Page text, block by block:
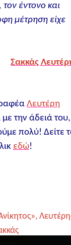
έντονο και
μέτρηση είχε
Σακκάς
Λευτέρη
την άδειά του,
πολύ! Δείτε
εδώ!